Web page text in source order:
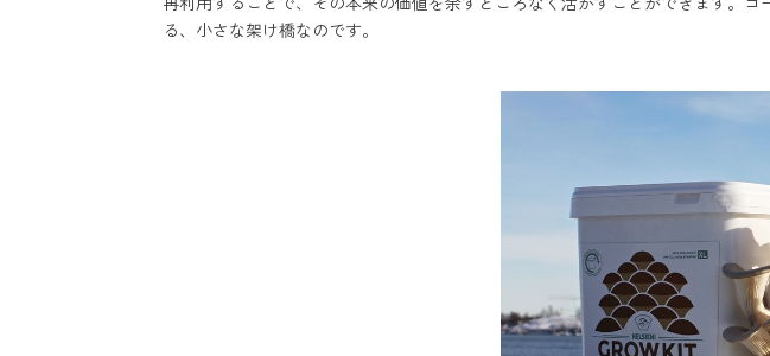
る、小さな架け橋なのです。